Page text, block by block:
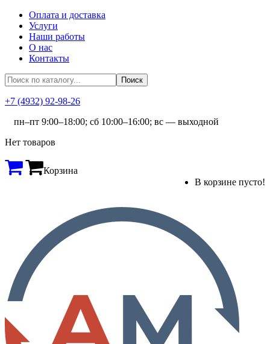
Оплата и доставка
Услуги
Наши работы
О нас
Контакты
+7 (4932) 92-98-26
пн–пт 9:00–18:00; сб 10:00–16:00; вс — выходной
Нет товаров
Корзина
В корзине пусто!